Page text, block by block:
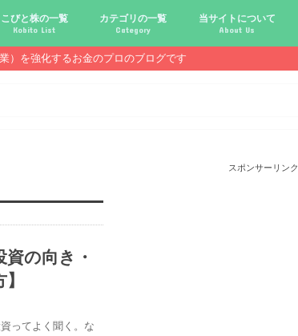
前に マジメなだけじゃ報われない時代？
配当金が守る、今-老後-子供達！
配当金があればこんなに遊べる！
債券・投信・中古１Rとの違い
口座開設！こびと探しの旅へ！
必ず知っておきたい専門用語集
メリット
紹介
こびと株の一覧
Kobito List
びとNo.2169 CDS
びとNo.4762 エックスネット
びとNo.7751 キヤノン
びとNo.7820 ニホンフラッシュ
びとNo.7921 宝印刷
びとNo.9986 蔵王産業
カテゴリの一覧
Category
こびと株.comライフ
給与ハック
副業ハック
配当金ハック
年金ハック
倹約ハック
当サイトについて
About Us
）を強化するお金のプロのブログです
の向き・
ってよく聞く。な
スポンサーリンク